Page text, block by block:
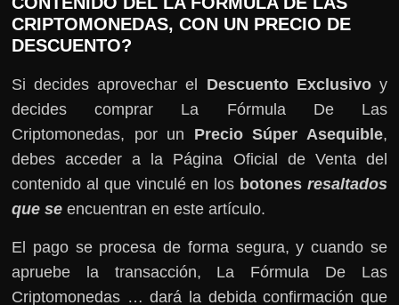
CRIPTOMONEDAS, CON UN PRECIO DE
DESCUENTO?
Si decides aprovechar el Descuento Exclusivoy
decides comprar La Fórmula De Las
Criptomonedas, por un Precio Súper Asequible,
debes acceder a la Página Oficial de Venta del
contenido al que vinculé en los botones resaltados
que seencuentran en este artículo.
El pago se procesa de forma segura, y cuando se
apruebe la transacción, La Fórmula De Las
Criptomonedas … dará la debida confirmación que